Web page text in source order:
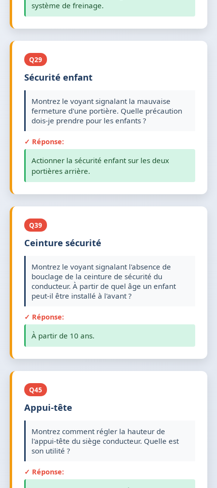
système de freinage.
Q29
Sécurité enfant
Montrez le voyant signalant la mauvaise
fermeture d'une portière. Quelle précaution
dois-je prendre pour les enfants ?
✓ Réponse:
Actionner la sécurité enfant sur les deux
portières arrière.
Q39
Ceinture sécurité
Montrez le voyant signalant l'absence de
bouclage de la ceinture de sécurité du
conducteur. À partir de quel âge un enfant
peut-il être installé à l'avant ?
✓ Réponse:
À partir de 10 ans.
Q45
Appui-tête
Montrez comment régler la hauteur de
l'appui-tête du siège conducteur. Quelle est
son utilité ?
✓ Réponse: